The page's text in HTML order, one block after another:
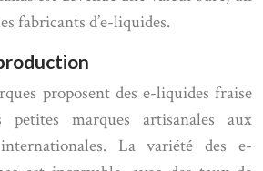
fabricants d’e-liquides.
proposent des e-liquides fraise
petites marques artisanales aux
La variété des e-